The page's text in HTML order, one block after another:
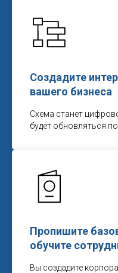
Создадите
вашего бизнеса
Схема станет
будет обновляться
Пропишите
обучите
Вы создадите